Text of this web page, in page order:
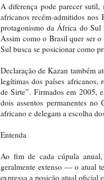
A diferença pode parecer
africanos recém-admitidos nos
protagonismo da África do Sul
Assim como o Brasil quer ser
Sul busca se posicionar como
Declaração de Kazan também
legítimas dos países africanos,
de Sirte”. Firmados em 2005,
dois assentos permanentes
africano e delegam a escolha
Entenda
Ao fim de cada cúpula
geralmente extenso — o atual
expressa a posição atual oficial